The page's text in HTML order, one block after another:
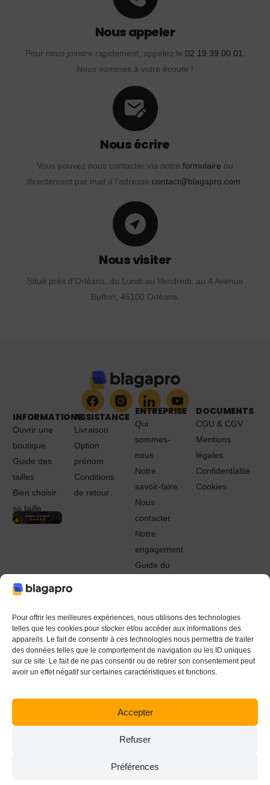
Pour offrir les meilleures expériences, nous utilisons des technologies
telles que les cookies pour stocker et/ou accéder aux informations des
appareils. Le fait de consentir à ces technologies nous permettra de traiter
des données telles que le comportement de navigation ou les ID uniques
sur ce site. Le fait de ne pas consentir ou de retirer son consentement peut
avoir un effet négatif sur certaines caractéristiques et fonctions.
Accepter
Refuser
Préférences
Nous appeler
Pour nous joindre rapidement, appelez le 02 19 39 00 01.
Nous sommes à votre écoute !
Nous écrire
Vous pouvez nous contacter via notre formulaire ou
directement par mail à l'adresse contact@blagapro.com.
Nous visiter
Situé près d'Orléans, du Lundi au Vendredi, au 4 Avenue
Buffon, 45100 Orléans.
INFORMATIONS
Ouvrir une
boutique
Guide des
tailles
Bien choisir
sa taille
ASSISTANCE
Livraison
Option
prénom
Conditions
de retour
ENTREPRISE
Qui
sommes-
nous
Notre
savoir-faire
Nous
contacter
Notre
engagement
Guide du
DOCUMENTS
CGU & CGV
Mentions
légales
Confidentialité
Cookies
© 2022 - 2024 Blagapro. Tous droits réservés. Textiles
personnalisés à Orléans